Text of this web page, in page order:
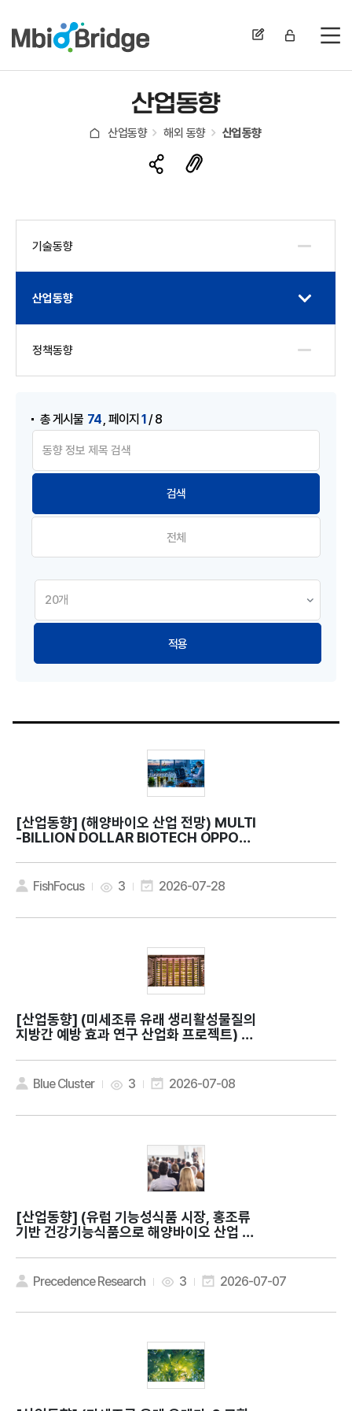
전
산업동향
산업동향 해외 동향 산업동향
기술동향
산업동향
정책동향
총 게시물 74 ,페이지1/ 8
전체
적용
[산업동향]
-BILLION DOLLAR BIOTECH OPPORT
FishFocus 3 2026-07-28
[산업동향]
지방간 예방 효과 연구 산업화 프로젝트) C
r health?
Blue Cluster 3 2026-07-08
[산업동향]
기반 건강기능식품으로 해양바이오 산업 확
Expands as Pure Ocean Algae Lau
nches Red Seaweed Supplements
Precedence Research 3 2026-07-07